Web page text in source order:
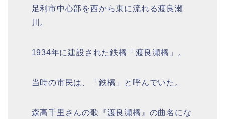
足利市中心部を西から東に流れる渡良瀬
川。
1934年に建設された鉄橋「渡良瀬橋」。
当時の市民は、「鉄橋」と呼んでいた。
森高千里さんの歌『渡良瀬橋』の曲名にな